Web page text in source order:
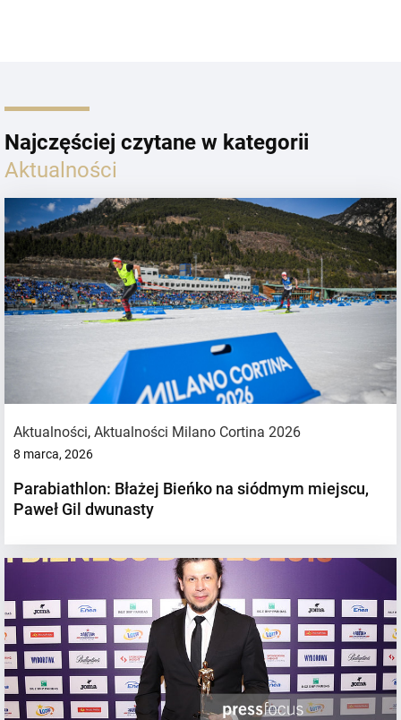
Najczęściej czytane w kategorii
Aktualności
Aktualności, Aktualności Milano Cortina 2026
8 marca, 2026
Parabiathlon: Błażej Bieńko na siódmym miejscu,
Paweł Gil dwunasty